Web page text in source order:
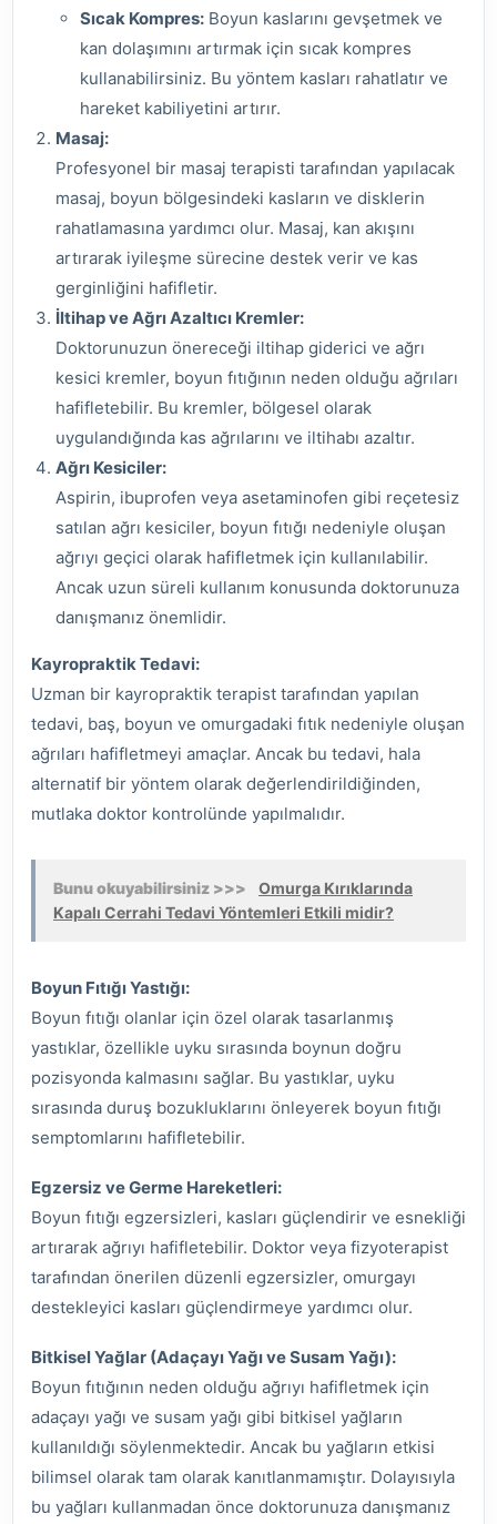
Sıcak Kompres: Boyun kaslarını gevşetmek ve
kan dolaşımını artırmak için sıcak kompres
kullanabilirsiniz. Bu yöntem kasları rahatlatır ve
hareket kabiliyetini artırır.
Masaj:
Profesyonel bir masaj terapisti tarafından yapılacak
masaj, boyun bölgesindeki kasların ve disklerin
rahatlamasına yardımcı olur. Masaj, kan akışını
artırarak iyileşme sürecine destek verir ve kas
gerginliğini hafifletir.
İltihap ve Ağrı Azaltıcı Kremler:
Doktorunuzun önereceği iltihap giderici ve ağrı
kesici kremler, boyun fıtığının neden olduğu ağrıları
hafifletebilir. Bu kremler, bölgesel olarak
uygulandığında kas ağrılarını ve iltihabı azaltır.
Ağrı Kesiciler:
Aspirin, ibuprofen veya asetaminofen gibi reçetesiz
satılan ağrı kesiciler, boyun fıtığı nedeniyle oluşan
ağrıyı geçici olarak hafifletmek için kullanılabilir.
Ancak uzun süreli kullanım konusunda doktorunuza
danışmanız önemlidir.
Kayropraktik Tedavi:
Uzman bir kayropraktik terapist tarafından yapılan
tedavi, baş, boyun ve omurgadaki fıtık nedeniyle oluşan
ağrıları hafifletmeyi amaçlar. Ancak bu tedavi, hala
alternatif bir yöntem olarak değerlendirildiğinden,
mutlaka doktor kontrolünde yapılmalıdır.
Bunu okuyabilirsiniz >>>
Omurga Kırıklarında
Kapalı Cerrahi Tedavi Yöntemleri Etkili midir?
Boyun Fıtığı Yastığı:
Boyun fıtığı olanlar için özel olarak tasarlanmış
yastıklar, özellikle uyku sırasında boynun doğru
pozisyonda kalmasını sağlar. Bu yastıklar, uyku
sırasında duruş bozukluklarını önleyerek boyun fıtığı
semptomlarını hafifletebilir.
Egzersiz ve Germe Hareketleri:
Boyun fıtığı egzersizleri, kasları güçlendirir ve esnekliği
artırarak ağrıyı hafifletebilir. Doktor veya fizyoterapist
tarafından önerilen düzenli egzersizler, omurgayı
destekleyici kasları güçlendirmeye yardımcı olur.
Bitkisel Yağlar (Adaçayı Yağı ve Susam Yağı):
Boyun fıtığının neden olduğu ağrıyı hafifletmek için
adaçayı yağı ve susam yağı gibi bitkisel yağların
kullanıldığı söylenmektedir. Ancak bu yağların etkisi
bilimsel olarak tam olarak kanıtlanmamıştır. Dolayısıyla
bu yağları kullanmadan önce doktorunuza danışmanız